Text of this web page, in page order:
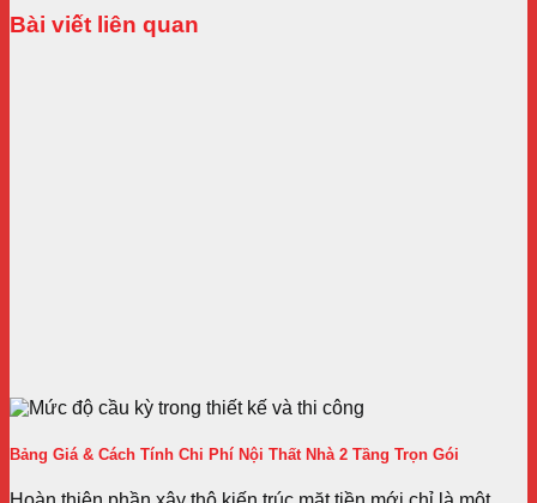
Bài viết liên quan
Bảng Giá & Cách Tính Chi Phí Nội Thất Nhà 2 Tầng Trọn Gói